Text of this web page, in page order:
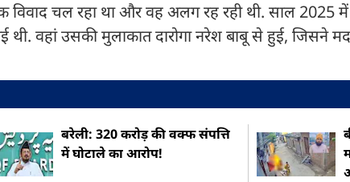
विवाद चल रहा था और वह अलग रह रही थी. साल 2025
थी. वहां उसकी मुलाकात दारोगा नरेश बाबू से हुई, जिसने
बरेली: 320 करोड़ की वक्फ संपत्ति
में घोटाले का आरोप!